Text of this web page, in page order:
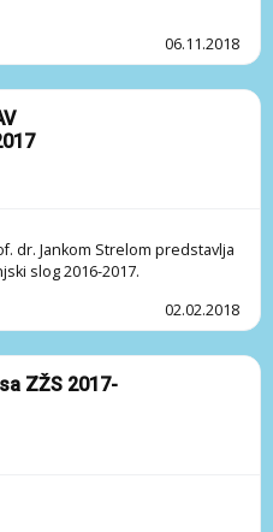
06.11.2018
dr. Jankom Strelom predstavlja
slog 2016-2017.
02.02.2018
ZŽS 2017-